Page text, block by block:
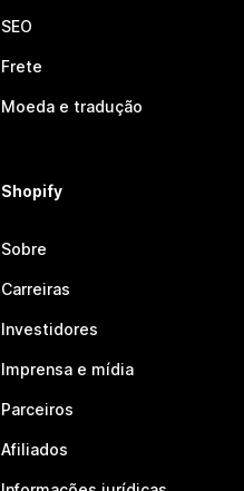
SEO
Frete
Moeda e tradução
Shopify
Sobre
Carreiras
Investidores
Imprensa e mídia
Parceiros
Afiliados